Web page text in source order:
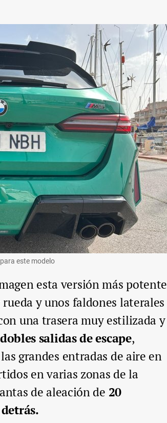
este modelo
esta versión más potente
y unos faldones laterales
una trasera muy estilizada y
dobles salidas de escape,
grandes entradas de aire en
en varias zonas de la
de aleación de 20